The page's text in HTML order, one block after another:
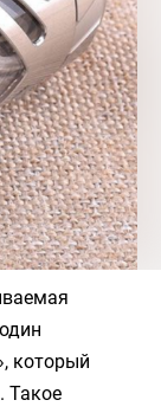
который
Такое